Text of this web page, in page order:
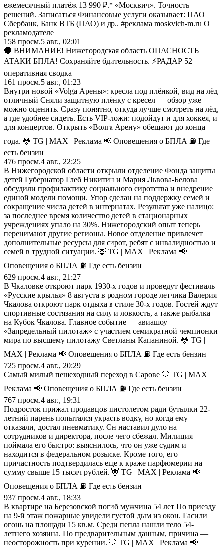
ежемесячный платёж 13 990 ₽.* «Москвич». Точность
решений. Записаться Финансовые услуги оказывает: ПАО
Сбербанк, Банк ВТБ (ПАО) и др.. #реклама moskvich-m.ru О
рекламодателе
158 просм.5 авг., 02:01
🔴 ВНИМАНИЕ! Нижегородская область ОПАСНОСТЬ
АТАКИ БПЛА! Сохраняйте бдительность. ⚡️РАДАР 52 —
оперативная сводка
161 просм.5 авг., 01:23
Внутри новой «Volga Арены»: кресла под плёнкой, вид на лёд
отличный Сняли защитную плёнку с кресел — обзор уже
можно оценить. Сразу понятно, откуда лучше смотреть на лёд,
а где удобнее сидеть. Есть VIP-ложи: подойдут и для хоккея, и
для концертов. Открыть «Волга Арену» обещают до конца
года. 🦌 TG | MAX | Реклама 📢 Оповещения о БПЛА ⛽️ Где
есть бензин
476 просм.4 авг., 22:25
В Нижегородской области открыли отделение Фонда защиты
детей Губернатор Глеб Никитин и Мария Львова-Белова
обсудили профилактику социального сиротства и внедрение
единой модели помощи. Упор сделан на поддержку семей и
сокращение числа детей в интернатах. Результат уже налицо:
за последнее время количество детей в стационарных
учреждениях упало на 30%. Нижегородский опыт теперь
перенимают другие регионы. Новое отделение привлечет
дополнительные ресурсы для сирот, ребят с инвалидностью и
семей в трудной ситуации. 🦌 TG | MAX | Реклама 📢
Оповещения о БПЛА ⛽️ Где есть бензин
629 просм.4 авг., 21:27
В Чкаловке откроют парк 1930-х годов и проведут фестиваль
«Русские крылья» 8 августа в родном городе летчика Валерия
Чкалова откроют парк отдыха в стиле 30-х годов. Гостей ждут
спортивные состязания на силу и ловкость, а также рыбалка
на Кубок Чкалова. Главное событие — авиашоу
«Запредельный пилотаж» с участием семикратной чемпионки
мира по высшему пилотажу Светланы Капаниной. 🦌 TG |
MAX | Реклама 📢 Оповещения о БПЛА ⛽️ Где есть бензин
725 просм.4 авг., 20:29
Самый милый пешеходный переход в Сарове 🦌 TG | MAX |
Реклама 📢 Оповещения о БПЛА ⛽️ Где есть бензин
767 просм.4 авг., 19:31
Подросток прижал продавцов пистолетом ради бутылки 22-
летний парень попытался украсть водку, но когда ему
отказали, достал пневматику. Он наставил дуло на
сотрудников и директора, после чего сбежал. Милиция
поймала его быстро: выяснилось, что он уже судим и
находится в федеральном розыске. Кроме того, его
причастность подтвердилась еще к краже парфюмерии на
сумму свыше 15 тысяч рублей. 🦌 TG | MAX | Реклама 📢
Оповещения о БПЛА ⛽️ Где есть бензин
937 просм.4 авг., 18:33
В квартире на Березовской погиб мужчина 54 лет По приезду
на 9-й этаж пожарные увидели густой дым из окон. Гасили
огонь на площади 15 кв.м. Среди пепла нашли тело 54-
летнего хозяина. По предварительным данным, причина —
неосторожность при курении. 🦌 TG | MAX | Реклама 📢